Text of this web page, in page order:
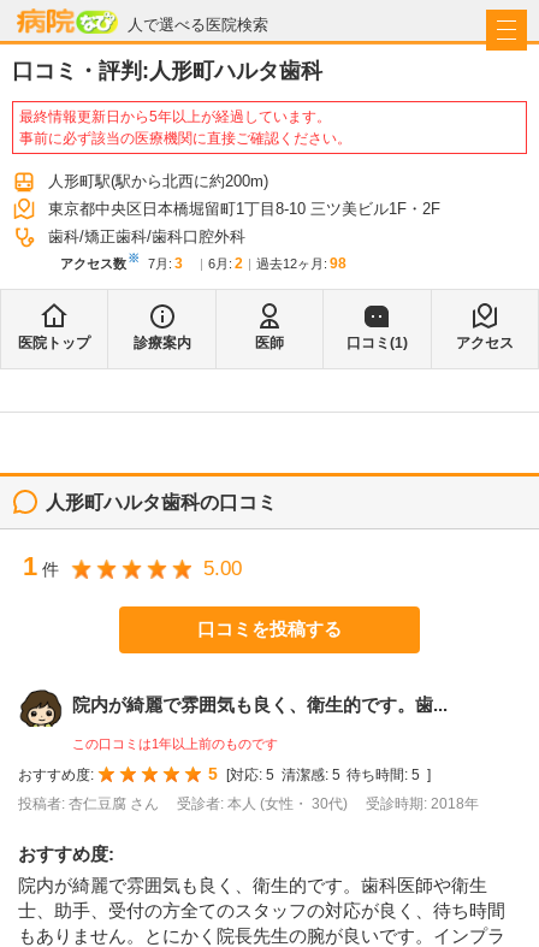
人で選べる医院検索
病院なび
口コミ・評判:人形町ハルタ歯科
最終情報更新日から5年以上が経過しています。
事前に必ず該当の医療機関に直接ご確認ください。
人形町駅(駅から北西に約200m)
東京都中央区日本橋堀留町1丁目8-10 三ツ美ビル1F・2F
歯科 矯正歯科 歯科口腔外科
アクセス数※ 7月 : 3 6月 : 2 過去12ヶ月: 98
医院トップ 診療案内 医師 口コミ(1) アクセス
人形町ハルタ歯科の口コミ
1 件 5.00
口コミを投稿する
院内が綺麗で雰囲気も良く、衛生的です。歯...
この口コミは1年以上前のものです
おすすめ度: 5 [対応: 5 清潔感: 5 待ち時間: 5 ]
投稿者: 杏仁豆腐 さん
受診者: 本人 (女性・ 30代) 受診時期: 2018年
おすすめ度:
院内が綺麗で雰囲気も良く、衛生的です。歯科医師や衛生
士、助手、受付の方全てのスタッフの対応が良く、待ち時間
もありません。とにかく院長先生の腕が良いです。インプラ